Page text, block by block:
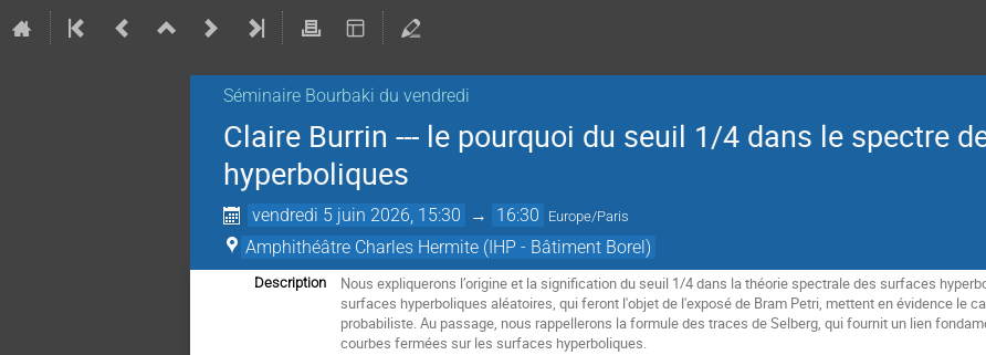
Séminaire Bourbaki du vendredi
Claire Burrin --- le pourquoi du seuil 1/4 dans le spectre
hyperboliques
vendredi 5 juin 2026, 15:30 → 16:30 Europe/Paris
Amphithéâtre Charles Hermite (IHP - Bâtiment Borel)
Description
Nous expliquerons l’origine et la signification du seuil 1/4 dans la théorie spectrale des surfaces
surfaces hyperboliques aléatoires, qui feront l'objet de l'exposé de Bram Petri, mettent en évidence le
probabiliste. Au passage, nous rappellerons la formule des traces de Selberg, qui fournit un lien
courbes fermées sur les surfaces hyperboliques.